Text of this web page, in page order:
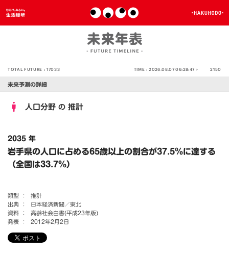
TOTAL FUTURE :17033 TIME :2026.08.07 06:28:47 > 2150
未来予測の詳細
人口分野 の 推計
2035 年
岩手県の人口に占める65歳以上の割合が37.5％に達する
（全国は33.7％）
類型 ：
推計
出典 ：
日本経済新聞／東北
資料 ：
高齢社会白書(平成23年版)
発表 ：
2012年2月2日